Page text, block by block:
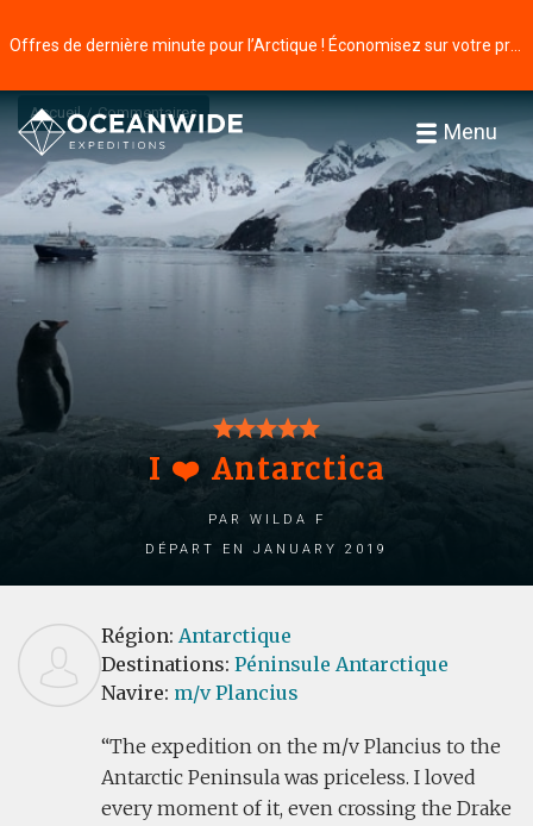
Menu
Accueil Commentaires
I ❤️ Antarctica
par Wilda F
Départ en January 2019
Région: Antarctique
Destinations: Péninsule Antarctique
Navire: m/v Plancius
The expedition on the m/v Plancius to the
Antarctic Peninsula was priceless. I loved
every moment of it, even crossing the Drake